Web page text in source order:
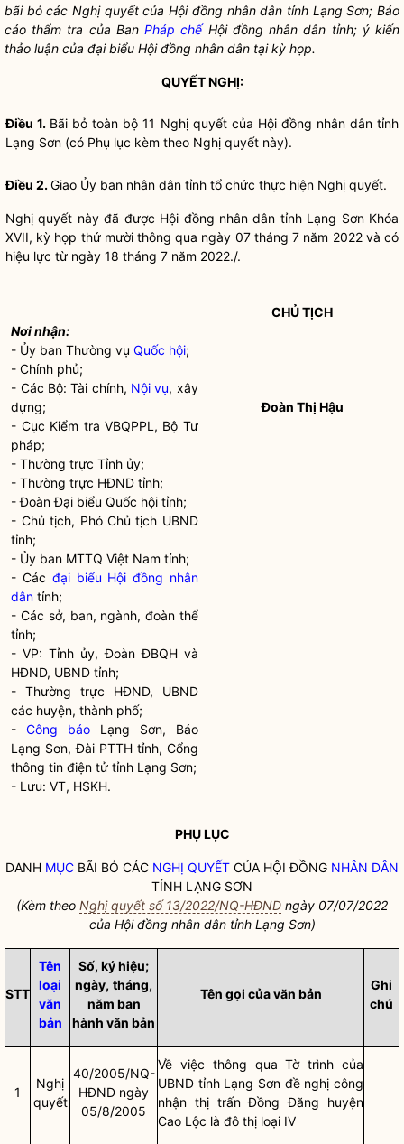
bãi bỏ cácNghị quyếtcủa Hội đồng nhân dân tỉnh Lạng Sơn; Báo
cáo thẩm tra của BanPháp chếHội đồng nhân dân tỉnh; ý kiến
thảo luận của đại biểu Hội đồng nhân dân tại kỳ họp.
QUYẾT NGHỊ:
Điều 1. Bãi bỏ toàn bộ 11 Nghị quyếtcủa Hội đồng nhân dântỉnh
Lạng Sơn (có Phụ lục kèm theo Nghị quyết này).
Điều 2.Giao Ủy ban nhân dân tỉnh tổ chức thực hiện Nghị quyết.
Nghị quyết này đã được Hội đồng nhân dân tỉnh Lạng Sơn Khóa
XVII, kỳ họp thứ mười thông qua ngày 07 tháng 7 năm 2022 và có
hiệu lực từ ngày 18 tháng 7 năm 2022./.
Nơi nhận:
- Ủy ban Thường vụQuốc hội;
- Chính phủ;
- Các Bộ: Tài chính, Nội vụ, xây
dựng;
- Cục Kiểm tra VBQPPL, Bộ Tư
pháp;
- Thường trực Tỉnh ủy;
- Thường trực HĐND tỉnh;
- Đoàn Đại biểuQuốc hội tỉnh;
- Chủ tịch, Phó Chủ tịch UBND
tỉnh;
- Ủy ban MTTQ Việt Nam tỉnh;
- Các đại biểu Hội đồng nhân
dân tỉnh;
- Các sở, ban, ngành, đoàn thể
tỉnh;
- VP: Tỉnh ủy, Đoàn ĐBQH và
HĐND, UBND tỉnh;
- Thường trực HĐND, UBND
các huyện, thành phố;
-Công báo Lạng Sơn, Báo
Lạng Sơn, Đài PTTH tỉnh, Cổng
thông tin điện tử tỉnh Lạng Sơn;
- Lưu: VT, HSKH.
CHỦ TỊCH
Đoàn Thị Hậu
PHỤ LỤC
DANH MỤC BÃI BỎ CÁC NGHỊ QUYẾT CỦA HỘI ĐỒNG NHÂN DÂN
TỈNH LẠNG SƠN
(Kèm theo Nghị quyết số 13/2022/NQ-HĐND ngày 07/07/2022
của Hội đồng nhân dântỉnh Lạng Sơn)
STT
Tên
loại
văn
bản
Số, ký hiệu;
ngày, tháng,
năm ban
hành văn bản
Tên gọi của văn bản
Ghi
chú
1
Nghị
quyết
40/2005/NQ-
HĐND ngày
05/8/2005
Về việc thông qua Tờ trình của
UBND tỉnh Lạng Sơn đề nghị công
nhận thị trấn Đồng Đăng huyện
Cao Lộc là đô thị loại IV